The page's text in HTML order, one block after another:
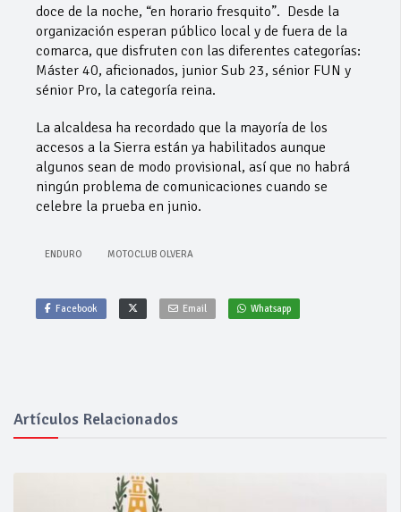
doce de la noche, “en horario fresquito”. Desde la
organización esperan público local y de fuera de la
comarca, que disfruten con las diferentes categorías:
Máster 40, aficionados, junior Sub 23, sénior FUN y
sénior Pro, la categoría reina.
La alcaldesa ha recordado que la mayoría de los
accesos a la Sierra están ya habilitados aunque
algunos sean de modo provisional, así que no habrá
ningún problema de comunicaciones cuando se
celebre la prueba en junio.
ENDURO MOTOCLUB OLVERA
Facebook Email Whatsapp
Artículos Relacionados